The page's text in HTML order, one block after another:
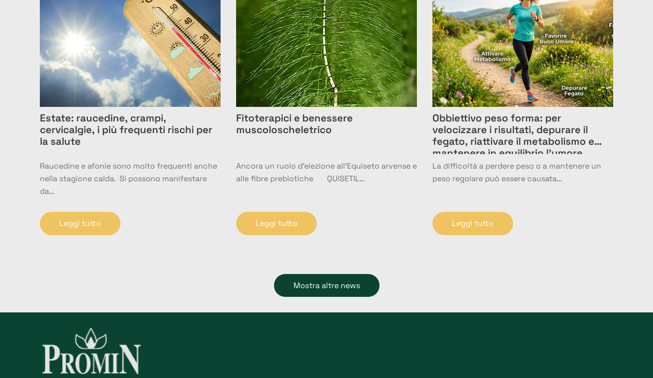
Estate: raucedine, crampi,
cervicalgie, i più frequenti rischi per
la salute
Raucedine e afonie sono molto frequenti anche
nella stagione calda. Si possono manifestare
da…
Leggi tutto
Fitoterapici e benessere
muscoloscheletrico
Ancora un ruolo d’elezione all’Equiseto arvense e
alle fibre prebiotiche QUISETIL…
Leggi tutto
Obbiettivo peso forma: per
velocizzare i risultati, depurare il
fegato, riattivare il metabolismo e
mantenere in equilibrio l’umore
La difficoltà a perdere peso o a mantenere un
peso regolare può essere causata…
Leggi tutto
Mostra altre news